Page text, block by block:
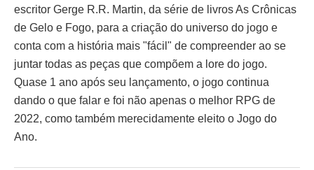
escritor Gerge R.R. Martin, da série de livros As Crônicas
de Gelo e Fogo, para a criação do universo do jogo e
conta com a história mais "fácil" de compreender ao se
juntar todas as peças que compõem a lore do jogo.
Quase 1 ano após seu lançamento, o jogo continua
dando o que falar e foi não apenas o melhor RPG de
2022, como também merecidamente eleito o Jogo do
Ano.